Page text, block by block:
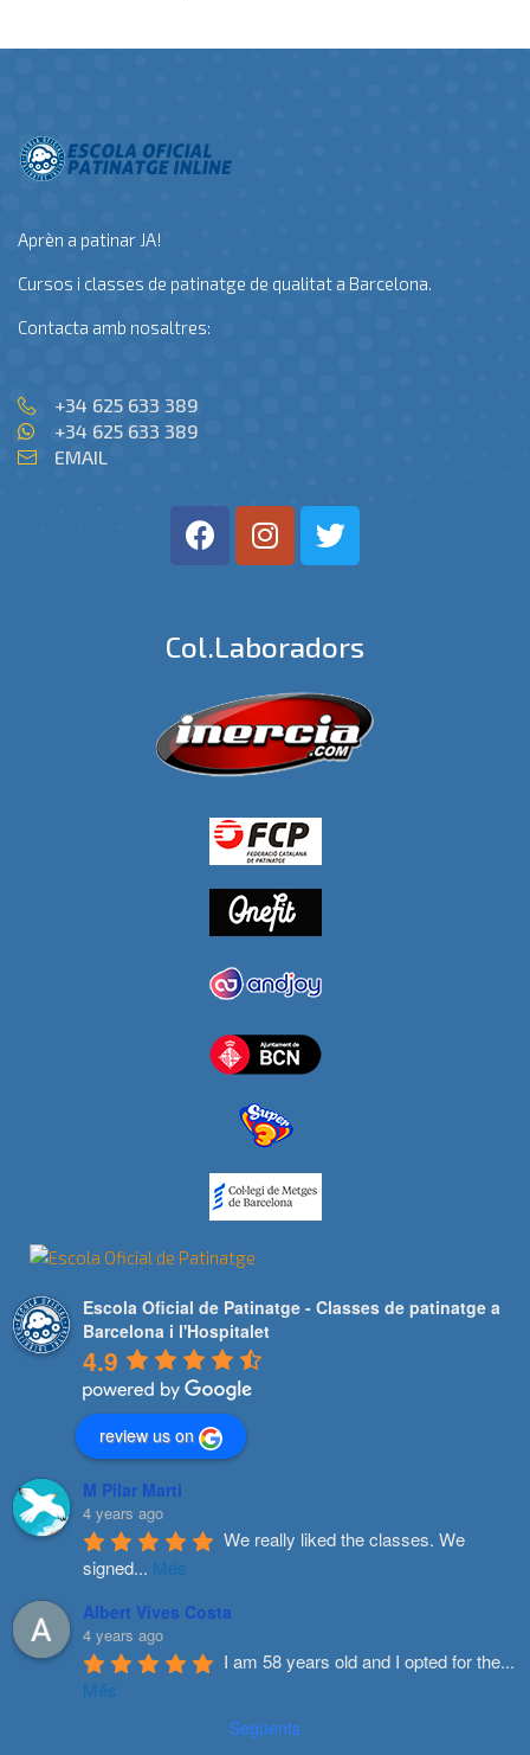
Aprèn a patinar JA!
Cursos i classes de patinatge de qualitat a Barcelona.
Contacta amb nosaltres:
+34 625 633 389
+34 625 633 389
EMAIL
Col.laboradors
Escola Oficial de Patinatge - Classes de patinatge a
Barcelona i l'Hospitalet
4.9
review us on
M Pilar Marti
4 years ago
We really liked the classes. We
signed... Més
Albert Vives Costa
4 years ago
I am 58 years old and I opted for the...
Més
Següents